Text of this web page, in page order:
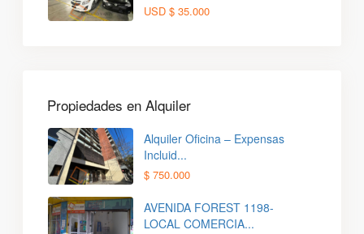
USD $ 35.000
Propiedades en Alquiler
Alquiler Oficina – Expensas
Incluid...
$ 750.000
AVENIDA FOREST 1198-
LOCAL COMERCIA...